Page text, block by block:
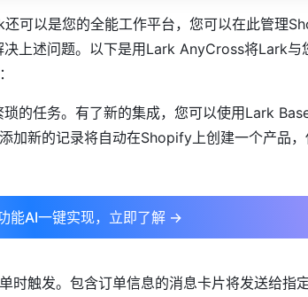
可以是您的全能工作平台，您可以在此管理
上述问题。以下是用Lark AnyCross将Lark与
的任务。有了新的集成，您可以使用Lark
加新的记录将自动在Shopify上创建一个产品
能AI一键实现，立即了解 →
时触发。包含订单信息的消息卡片将发送给指